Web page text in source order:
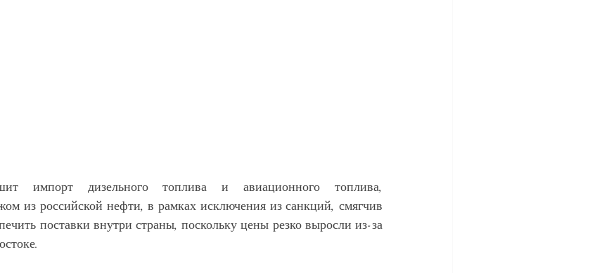
импорт дизельного топлива и авиационного топлива,
из российской нефти, в рамках исключения из санкций, смягчив
поставки внутри страны, поскольку цены резко выросли из-за